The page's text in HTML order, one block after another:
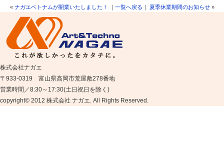
« ナガエベトナムが開業いたしました！ ｜ 一覧へ戻る ｜ 夏季休業期間のお知らせ»
株式会社ナガエ
〒933-0319 富山県高岡市荒屋敷278番地
営業時間／8:30～17:30(土日祝日を除く)
copyright© 2012 株式会社 ナガエ. All Rights Reserved.